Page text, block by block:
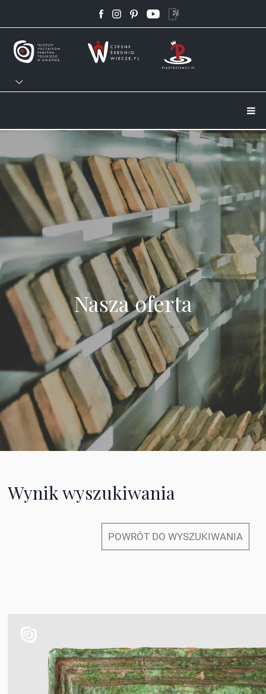
Nasza oferta
Wynik wyszukiwania
POWRÓT DO WYSZUKIWANIA